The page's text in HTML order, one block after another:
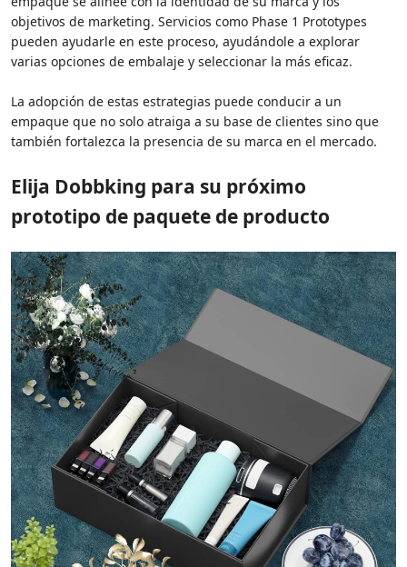
objetivos de marketing. Servicios como Phase 1 Prototypes
pueden ayudarle en este proceso, ayudándole a explorar
varias opciones de embalaje y seleccionar la más eficaz.
La adopción de estas estrategias puede conducir a un
empaque que no solo atraiga a su base de clientes sino que
también fortalezca la presencia de su marca en el mercado.
Elija Dobbking para su próximo
prototipo de paquete de producto